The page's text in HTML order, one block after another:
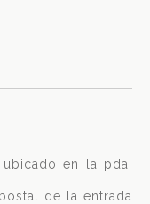
en la pda.
de la entrada